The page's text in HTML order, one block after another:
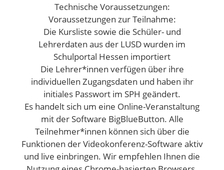
Technische Voraussetzungen:
Voraussetzungen zur Teilnahme:
Die Kursliste sowie die Schüler- und
Lehrerdaten aus der LUSD wurden im
Schulportal Hessen importiert
Die Lehrer*innen verfügen über ihre
individuellen Zugangsdaten und haben ihr
initiales Passwort im SPH geändert.
Es handelt sich um eine Online-Veranstaltung
mit der Software BigBlueButton. Alle
Teilnehmer*innen können sich über die
Funktionen der Videokonferenz-Software aktiv
und live einbringen. Wir empfehlen Ihnen die